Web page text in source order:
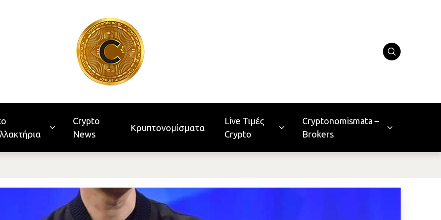
Crypto
News
Κρυπτονομίσματα
Live Τιμές
Crypto
Cryptonomismata –
Brokers